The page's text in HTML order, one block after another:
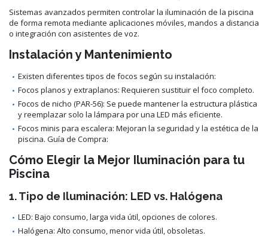
Sistemas avanzados permiten controlar la iluminación de la piscina
de forma remota mediante aplicaciones móviles, mandos a distancia
o integración con asistentes de voz.
Instalación y Mantenimiento
Existen diferentes tipos de focos según su instalación:
Focos planos y extraplanos: Requieren sustituir el foco completo.
Focos de nicho (PAR-56): Se puede mantener la estructura plástica
y reemplazar solo la lámpara por una LED más eficiente.
Focos minis para escalera: Mejoran la seguridad y la estética de la
piscina. Guía de Compra:
Cómo Elegir la Mejor Iluminación para tu
Piscina
1. Tipo de Iluminación: LED vs. Halógena
LED: Bajo consumo, larga vida útil, opciones de colores.
Halógena: Alto consumo, menor vida útil, obsoletas.